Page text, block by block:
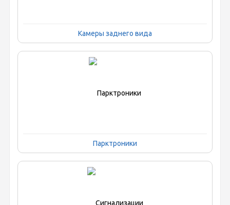
Камеры заднего вида
Парктроники